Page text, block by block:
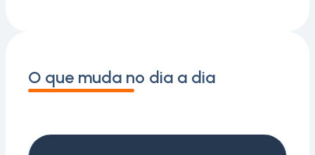
O que muda no dia a dia